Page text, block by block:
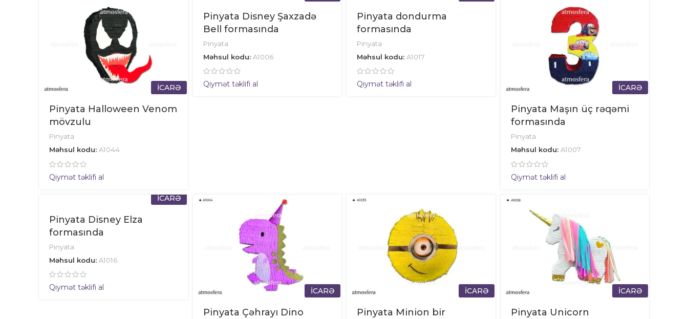
İCARƏ
Pinyata Halloween Venom
mövzulu
Pinyata
Məhsul kodu: A1044
Qiymət təklifi al
Pinyata Disney Şaxzadə
Bell formasında
Pinyata
Məhsul kodu: A1006
Qiymət təklifi al
Pinyata dondurma
formasında
Pinyata
Məhsul kodu: A1017
Qiymət təklifi al İCARƏ
Pinyata Maşın üç rəqəmi
formasında
Pinyata
Məhsul kodu: A1007
Qiymət təklifi al
İCARƏ
Pinyata Disney Elza
formasında
Pinyata
Məhsul kodu: A1016
Qiymət təklifi al İCARƏ
Pinyata Çəhrayı Dino
İCARƏ
Pinyata Minion bir
İCARƏ
Pinyata Unicorn